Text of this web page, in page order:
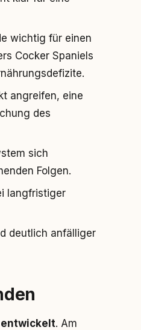
wichtig für einen
Cocker Spaniels
angreifen, eine
des
sich
Folgen.
langfristiger
deutlich anfälliger
. Am